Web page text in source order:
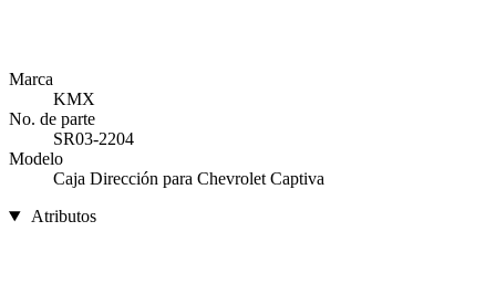
Marca
KMX
No. de parte
SR03-2204
Modelo
Caja Dirección para Chevrolet Captiva
Atributos